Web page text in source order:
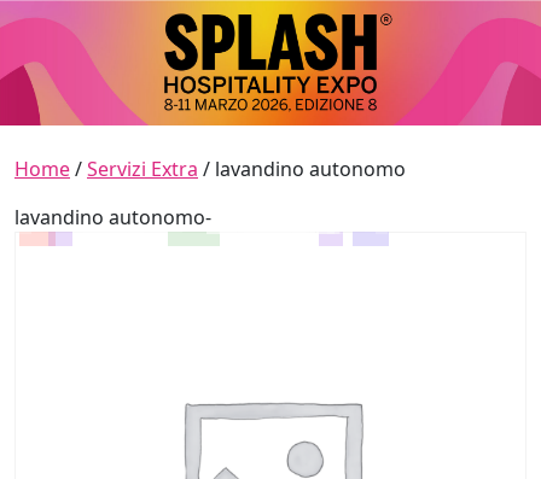
Skip to content
Main Navigation
Home/Servizi Extra / lavandino autonomo
lavandino autonomo-